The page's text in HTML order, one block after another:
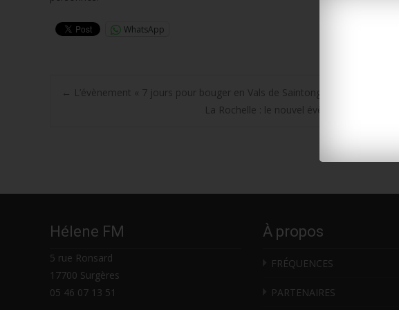
WhatsApp
Post
← L’évènement « 7 jours pour bouger en Vals de Saintonge » aura lieu du
La Rochelle : le nouvel évêque de La
Hélene FM
5 rue Ronsard
17700 Surgères
05 46 07 13 51
À propos
FRÉQUENCES
PARTENAIRES